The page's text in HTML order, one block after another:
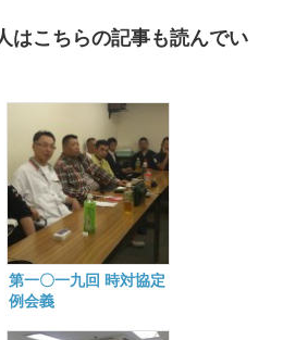
はこちらの記事も読んでい
第一〇一九回 時対協定
例会義